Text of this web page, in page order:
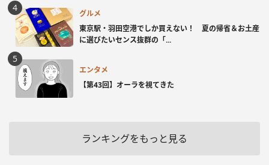
グルメ
東京駅・羽田空港でしか買えない！ 夏の帰省＆お土産
に選びたいセンス抜群の「...
エンタメ
【第43回】オーラを視てきた
ランキングをもっと見る